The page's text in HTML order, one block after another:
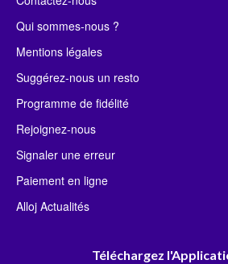
Qui sommes-nous ?
Mentions légales
Suggérez-nous un resto
Programme de fidélité
Rejoignez-nous
Signaler une erreur
Paiement en ligne
Alloj Actualités
Téléchargez